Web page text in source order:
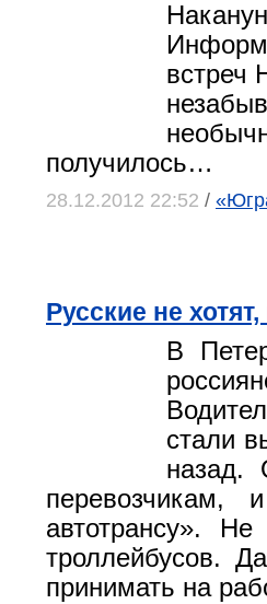
встреч
получилось…
28.12.2012 22:52 /
Русские не
В
стали
перевозчикам,
автотрансу».
троллейбусов.
принимать на